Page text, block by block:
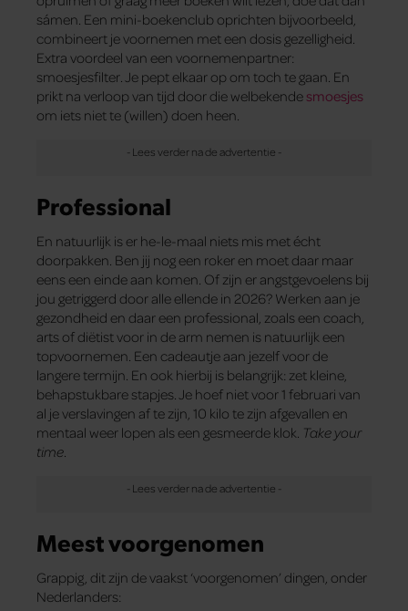
sámen. Een mini-boekenclub oprichten bijvoorbeeld,
combineert je voornemen met een dosis gezelligheid.
Extra voordeel van een voornemenpartner:
smoesjesfilter. Je pept elkaar op om toch te gaan. En
prikt na verloop van tijd door die welbekendesmoesjes
om iets niet te (willen) doen heen.
Professional
En natuurlijk is er he-le-maal niets mis met écht
doorpakken. Ben jij nog een roker en moet daar maar
eens een einde aan komen. Of zijn er angstgevoelens bij
jou getriggerd door alle ellende in 2026? Werken aan je
gezondheid en daar een professional, zoals een coach,
arts of diëtist voor in de arm nemen is natuurlijk een
topvoornemen. Een cadeautje aan jezelf voor de
langere termijn. En ook hierbij is belangrijk: zet kleine,
behapstukbare stapjes. Je hoef niet voor 1 februari van
al je verslavingen af te zijn, 10 kilo te zijn afgevallen en
mentaal weer lopen als een gesmeerde klok. Take your
time
Meest voorgenomen
Grappig, dit zijn de vaakst ‘voorgenomen’ dingen, onder
Nederlanders: